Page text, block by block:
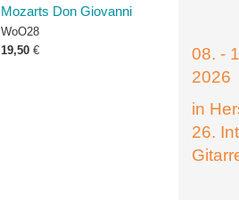
Mozarts Don Giovanni
WoO28
19,50€
08. -
2026
in
26.